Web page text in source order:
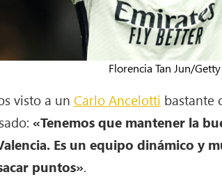
Florencia Tan Jun/
visto a unCarlo Ancelotti bastante
«Tenemos que mantener la
Es un equipo dinámico y
puntos».